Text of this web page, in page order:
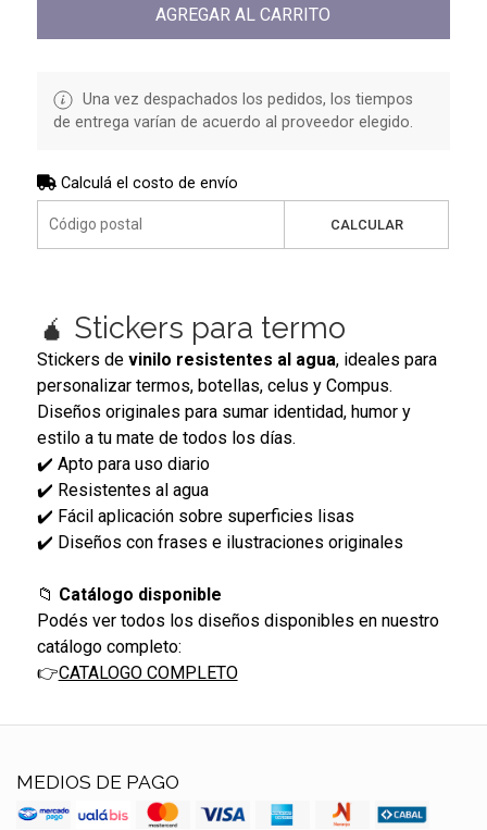
AGREGAR AL CARRITO
Una vez despachados los pedidos, los tiempos
de entrega varían de acuerdo al proveedor elegido.
Calculá el costo de envío
CALCULAR
🧉 Stickers para termo
Stickers de vinilo resistentes al agua, ideales para
personalizar termos, botellas, celus y Compus.
Diseños originales para sumar identidad, humor y
estilo a tu mate de todos los días.
✔️ Apto para uso diario
✔️ Resistentes al agua
✔️ Fácil aplicación sobre superficies lisas
✔️ Diseños con frases e ilustraciones originales
📁 Catálogo disponible
Podés ver todos los diseños disponibles en nuestro
catálogo completo:
👉CATALOGO COMPLETO
MEDIOS DE PAGO